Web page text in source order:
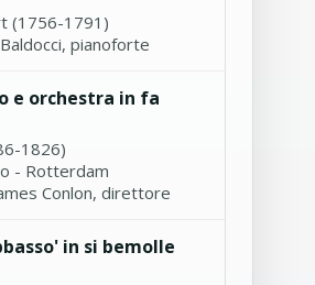
(1756-1791)
pianoforte
e orchestra in fa
1826)
- Rotterdam
Conlon, direttore
in si bemolle